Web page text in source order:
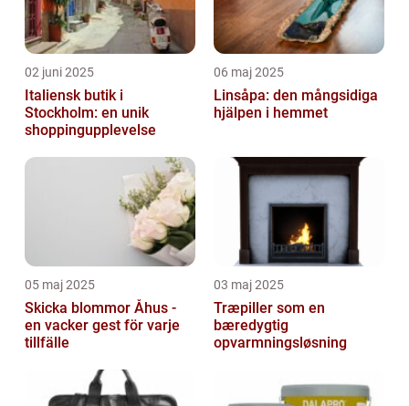
02 juni 2025
Italiensk butik i
Stockholm: en unik
shoppingupplevelse
06 maj 2025
Linsåpa: den mångsidiga
hjälpen i hemmet
05 maj 2025
Skicka blommor Åhus -
en vacker gest för varje
tillfälle
03 maj 2025
Træpiller som en
bæredygtig
opvarmningsløsning